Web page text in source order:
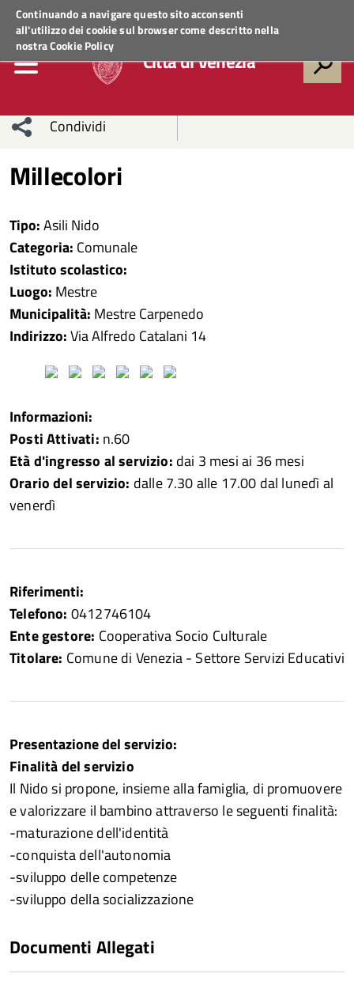
Continuando a navigare questo sito acconsenti
all'utilizzo dei cookie sul browser come descritto nella
nostraCookie Policy
Regione VenetoACCEDI AI SERVIZI
Città di Venezia
Condividi
network
Condividi
Facebook
Condividi
Facebook
su
Whatsapp
Millecolori
Tipo:Asili Nido
Categoria: Comunale
Istituto scolastico:
Luogo: Mestre
Municipalità: Mestre Carpenedo
Indirizzo:Via Alfredo Catalani 14
Informazioni:
Posti Attivati: n.60
Età d'ingresso al servizio: dai 3 mesi ai 36 mesi
Orario del servizio: dalle 7.30 alle 17.00 dal lunedì al
venerdì
Riferimenti:
Telefono: 0412746104
Ente gestore: Cooperativa Socio Culturale
Titolare: Comune di Venezia - Settore Servizi Educativi
Presentazione del servizio:
Finalità del servizio
Il Nido si propone, insieme alla famiglia, di promuovere
e valorizzare il bambino attraverso le seguenti finalità:
-maturazione dell'identità
-conquista dell'autonomia
-sviluppo delle competenze
-sviluppo della socializzazione
Documenti Allegati